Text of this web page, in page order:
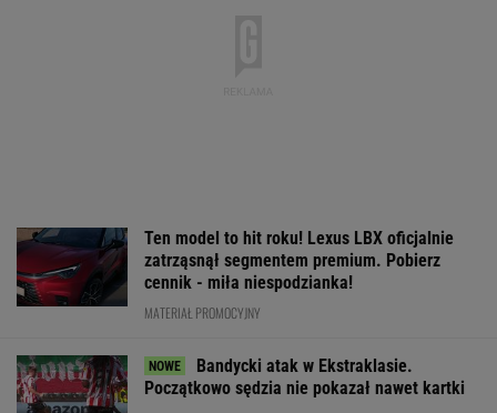
Ten model to hit roku! Lexus LBX oficjalnie
zatrząsnął segmentem premium. Pobierz
cennik - miła niespodzianka!
MATERIAŁ PROMOCYJNY
Bandycki atak w Ekstraklasie.
Początkowo sędzia nie pokazał nawet kartki